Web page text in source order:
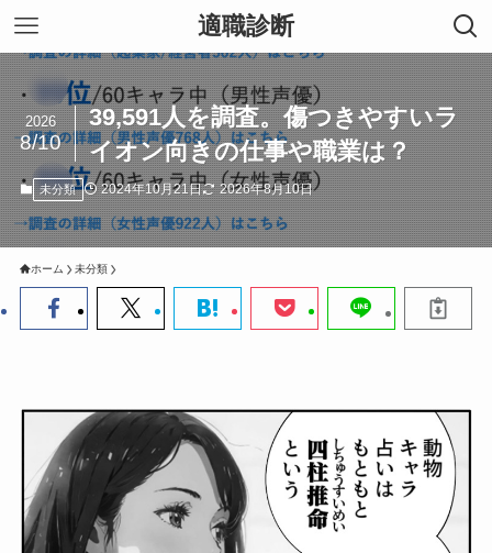
適職診断
39,591人を調査。傷つきやすいラ
イオン向きの仕事や職業は？
2026
8/10
未分類 2024年10月21日 2026年8月10日
ホーム 未分類